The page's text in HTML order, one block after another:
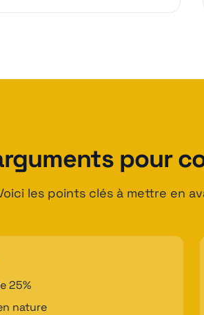
pour
les points clés à mettre en
25%
nature